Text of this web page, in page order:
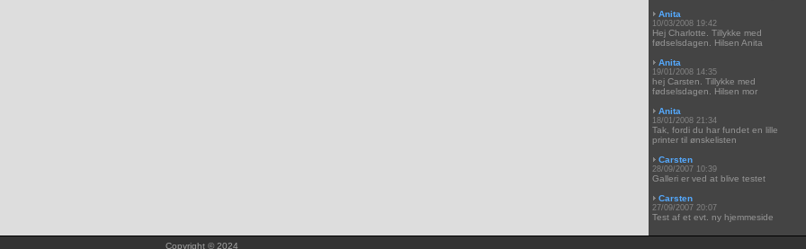
Anita
10/03/2008 19:42
Hej Charlotte. Tillykke med
fødselsdagen. Hilsen Anita
Anita
19/01/2008 14:35
hej Carsten. Tillykke med
fødselsdagen. Hilsen mor
Anita
18/01/2008 21:34
Tak, fordi du har fundet en lille
printer til ønskelisten
Carsten
28/09/2007 10:39
Galleri er ved at blive testet
Carsten
27/09/2007 20:07
Test af et evt. ny hjemmeside
Copyright © 2024